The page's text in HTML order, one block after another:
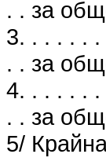
. . за
3. . . . . .
. . за
4. . . . . .
. . за
5/